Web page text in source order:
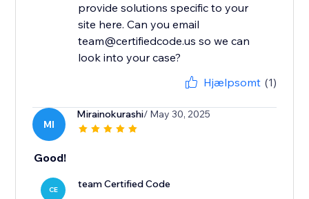
provide solutions specific to your
site here. Can you email
team@certifiedcode.us so we can
look into your case?
Hjælpsomt (1)
MI
Mirainokurashi/ May 30, 2025
Good!
CE team Certified Code